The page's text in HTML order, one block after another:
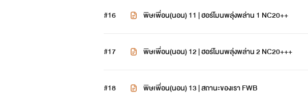
#16 พิษเพื่อน(นอน) 11 | ฮอร์โมนพลุ่งพล่าน 1 NC20++
#17 พิษเพื่อน(นอน) 12 | ฮอร์โมนพลุ่งพล่าน 2 NC20+++
#18 พิษเพื่อน(นอน) 13 | สถานะของเรา FWB